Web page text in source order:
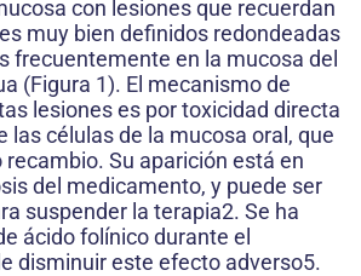
con lesiones que recuerdan
muy bien definidos redondeadas
frecuentemente en la mucosa del
(Figura 1). El mecanismo de
lesiones es por toxicidad directa
las células de la mucosa oral, que
Su aparición está en
del medicamento, y puede ser
suspender la terapia2. Se ha
ácido folínico durante el
disminuir este efecto adverso5.